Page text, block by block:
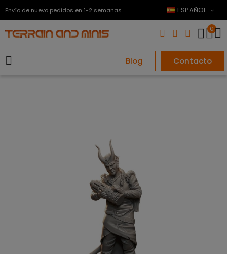
Envío de nuevo pedidos en 1-2 semanas. ESPAÑOL
0
Blog Contacto